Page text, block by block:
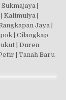
|
Kalimulya |
Jaya |
| Cilangkap
| Duren
| Tanah Baru